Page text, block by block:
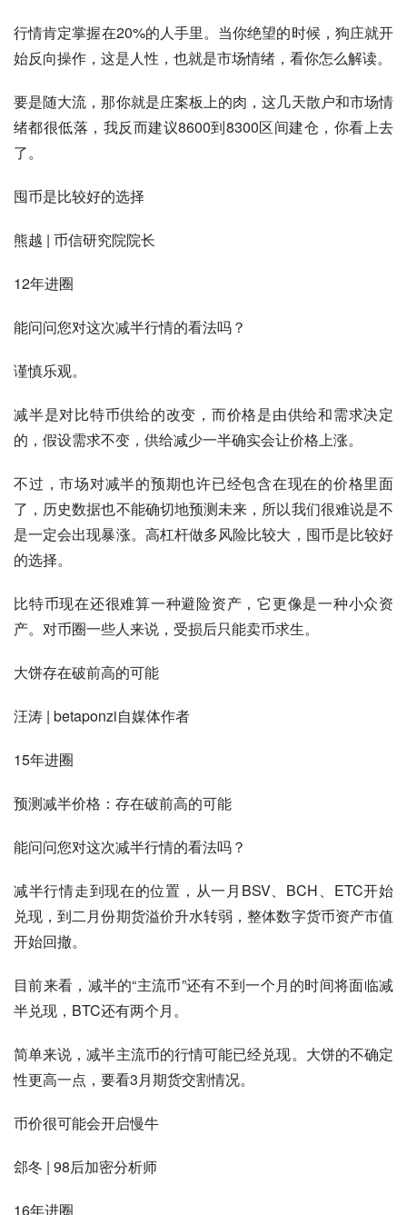
行情肯定掌握在20%的人手里。当你绝望的时候，狗庄就开
始反向操作，这是人性，也就是市场情绪，看你怎么解读。
要是随大流，那你就是庄案板上的肉，这几天散户和市场情
绪都很低落，我反而建议8600到8300区间建仓，你看上去
了。
囤币是比较好的选择
熊越 | 币信研究院院长
12年进圈
能问问您对这次减半行情的看法吗？
谨慎乐观。
减半是对比特币供给的改变，而价格是由供给和需求决定
的，假设需求不变，供给减少一半确实会让价格上涨。
不过，市场对减半的预期也许已经包含在现在的价格里面
了，历史数据也不能确切地预测未来，所以我们很难说是不
是一定会出现暴涨。高杠杆做多风险比较大，囤币是比较好
的选择。
比特币现在还很难算一种避险资产，它更像是一种小众资
产。对币圈一些人来说，受损后只能卖币求生。
大饼存在破前高的可能
汪涛 | betaponzi自媒体作者
15年进圈
预测减半价格：存在破前高的可能
能问问您对这次减半行情的看法吗？
减半行情走到现在的位置，从一月BSV、BCH、ETC开始
兑现，到二月份期货溢价升水转弱，整体数字货币资产市值
开始回撤。
目前来看，减半的“主流币”还有不到一个月的时间将面临减
半兑现，BTC还有两个月。
简单来说，减半主流币的行情可能已经兑现。大饼的不确定
性更高一点，要看3月期货交割情况。
币价很可能会开启慢牛
郐冬 | 98后加密分析师
16年进圈